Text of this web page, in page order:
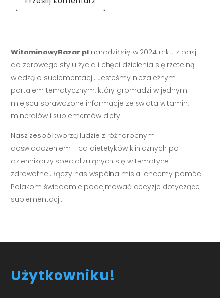
WitaminowyBazar.pl narodził się w 2024 roku z pasji
do zdrowego stylu życia i chęci dzielenia się rzetelną
wiedzą o suplementacji. Jesteśmy niezależnym
portalem tematycznym, który gromadzi w jednym
miejscu sprawdzone informacje ze świata witamin,
minerałów i suplementów diety.
Nasz zespół tworzą ludzie z różnorodnym
doświadczeniem - od dietetyków klinicznych po
dziennikarzy specjalizujących się w tematyce
zdrowotnej. Łączy nas wspólna misja: chcemy pomóc
Polakom świadomie podejmować decyzje dotyczące
suplementacji.
Użytkowniku!